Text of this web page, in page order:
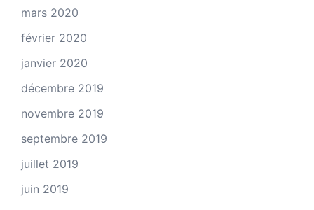
mars 2020
février 2020
janvier 2020
décembre 2019
novembre 2019
septembre 2019
juillet 2019
juin 2019